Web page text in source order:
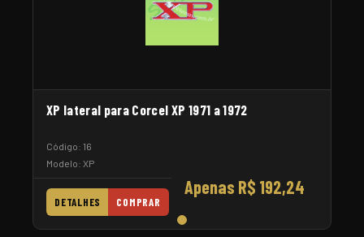
XP lateral para Corcel XP 1971 a 1972
Código: 16
Modelo: XP
Apenas R$ 192,24
DETALHES COMPRAR